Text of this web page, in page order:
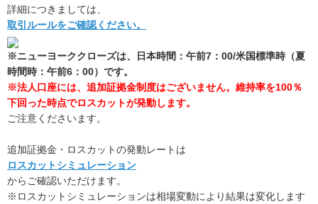
詳細につきましては、
取引ルールをご確認ください。
※ニューヨーククローズは、日本時間：午前7：00/米国標準時（夏
時間時：午前6：00）です。
※法人口座には、追加証拠金制度はございません。維持率を100％
下回った時点でロスカットが発動します。
ご注意くださいます。
追加証拠金・ロスカットの発動レートは
ロスカットシミュレーション
からご確認いただけます。
※ロスカットシミュレーションは相場変動により結果は変化します